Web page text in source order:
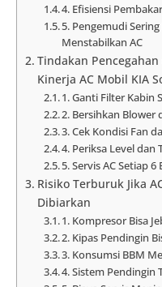
4. Efisiensi
5. Pengemudi
Menstabilkan AC
Tindakan
Kinerja AC Mobil KIA
1. Ganti Filter Kabin
2. Bersihkan Blower
3. Cek Kondisi Fan
4. Periksa Level dan
5. Servis AC Setiap 6
Risiko Terburuk Jika
Dibiarkan
1. Kompresor Bisa
2. Kipas Pendingin
3. Konsumsi BBM
4. Sistem Pendingin